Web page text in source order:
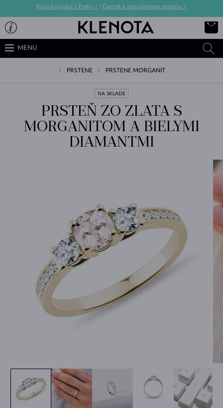
Ručná výroba z Prahy > Darček k zásnubnému prsteňu >
MENU
PRSTENE PRSTENE MORGANIT
NA SKLADE
PRSTEŇ ZO ZLATA S
MORGANITOM A BIELYMI
DIAMANTMI